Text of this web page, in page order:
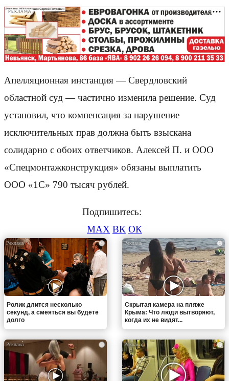
РЕКЛАМА
Апелляционная инстанция — Свердловский
областной суд — частично изменила решение. Суд
установил, что компенсация за нарушение
исключительных прав должна быть взыскана
солидарно с обоих ответчиков. Алексей П. и ООО
«Спецмонтажконструкция» обязаны выплатить
ООО «1С» 790 тысяч рублей.
Подпишитесь:
MAX ВК ОК
i
Ролик длится несколько
секунд, а смеяться вы будете
долго
i
Скрытая камера на пляже
Крыма: Что люди вытворяют,
когда их не видят...
i i